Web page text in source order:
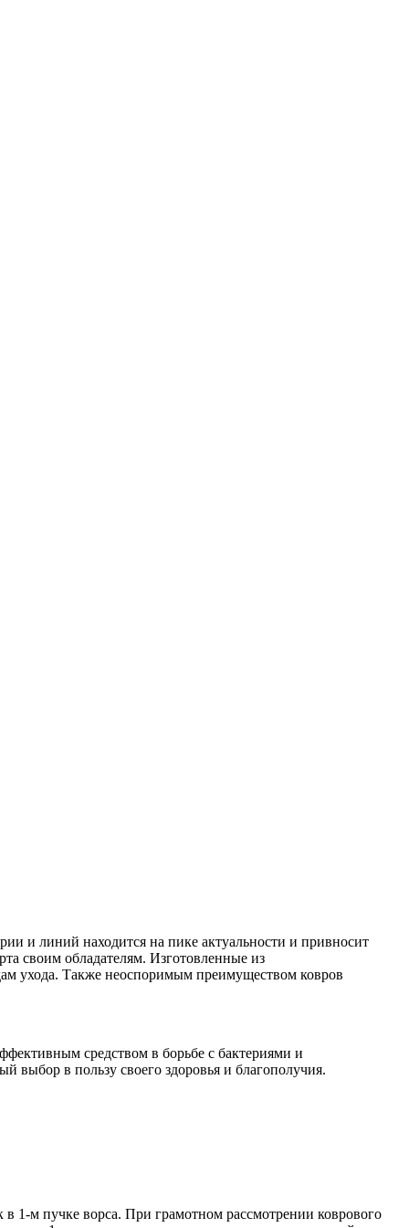
и линий находится на пике актуальности и привносит
своим обладателям. Изготовленные из
ухода. Также неоспоримым преимуществом ковров
средством в борьбе с бактериями и
выбор в пользу своего здоровья и благополучия.
в 1-м пучке ворса. При грамотном рассмотрении коврового